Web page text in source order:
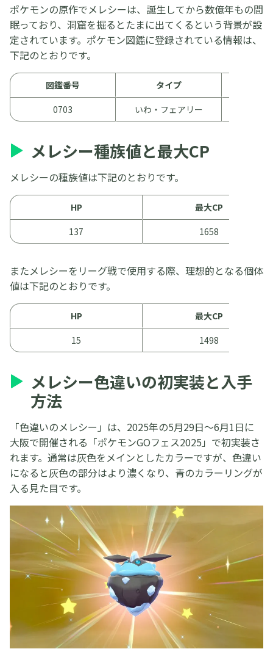
ポケモンの原作でメレシーは、誕生してから数億年もの間
眠っており、洞窟を掘るとたまに出てくるという背景が設
定されています。ポケモン図鑑に登録されている情報は、
下記のとおりです。
図鑑番号 タイプ
0703
いわ・フェアリー
メレシー種族値と最大CP
メレシーの種族値は下記のとおりです。
HP
最大CP
137
1658
またメレシーをリーグ戦で使用する際、理想的となる個体
値は下記のとおりです。
HP
最大CP
15
1498
メレシー色違いの初実装と入手
方法
「色違いのメレシー」は、2025年の5月29日〜6月1日に
大阪で開催される「ポケモンGOフェス2025」で初実装さ
れます。通常は灰色をメインとしたカラーですが、色違い
になると灰色の部分はより濃くなり、青のカラーリングが
入る見た目です。